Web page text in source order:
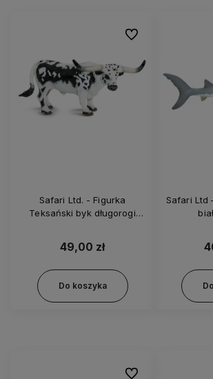
Safari Ltd. - Figurka
Teksański byk długorogi
49,00 zł
Do koszyka
Do ulubionych
Safari Ltd
Do ulubionych